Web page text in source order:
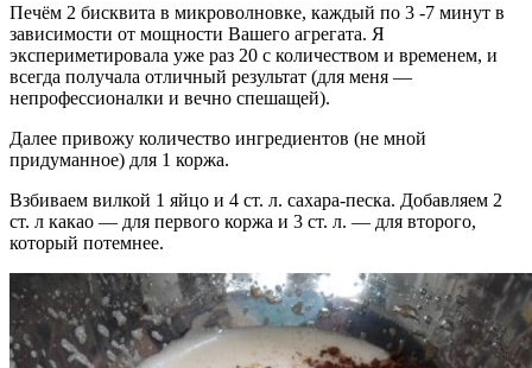
Печём 2 бисквита в микроволновке, каждый по 3 -7 минут в
зависимости от мощности Вашего агрегата. Я
экспериметировала уже раз 20 с количеством и временем, и
всегда получала отличный результат (для меня —
непрофессионалки и вечно спешащей).
Далее привожу количество ингредиентов (не мной
придуманное) для 1 коржа.
Взбиваем вилкой 1 яйцо и 4 ст. л. сахара-песка. Добавляем 2
ст. л какао — для первого коржа и 3 ст. л. — для второго,
который потемнее.